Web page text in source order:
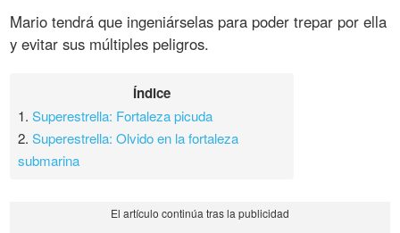
Mario tendrá que ingeniárselas para poder trepar por ella
y evitar sus múltiples peligros.
Índice
1.Superestrella: Fortaleza picuda
2.Superestrella: Olvido en la fortaleza
submarina